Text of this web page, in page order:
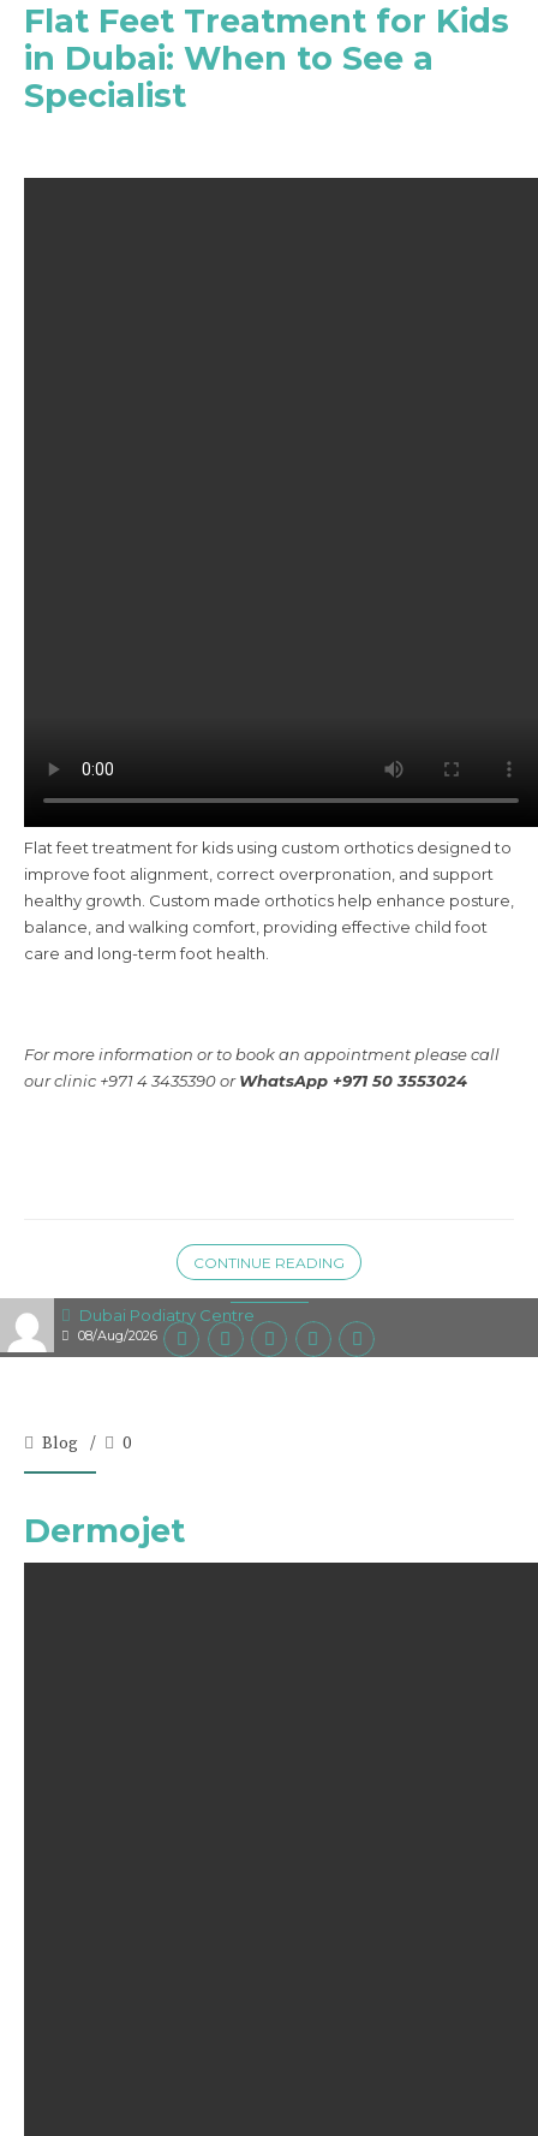
Dubai Podiatry Centre
08/Aug/2026
Flat Feet Treatment for Kids
in Dubai: When to See a
Specialist
Flat feet treatment for kids using custom orthotics designed to
improve foot alignment, correct overpronation, and support
healthy growth. Custom made orthotics help enhance posture,
balance, and walking comfort, providing effective child foot
care and long-term foot health.
For more information or to book an appointment please call
our clinic +971 4 3435390 orWhatsApp +971 50 3553024
CONTINUE READING
Blog 0
Dermojet